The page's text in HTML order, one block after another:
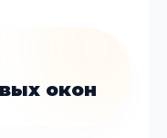
окон